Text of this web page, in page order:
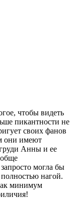
чтобы видеть
пикантности не
своих фанов
они имеют
Анны и ее
могла бы
нагой.
минимум